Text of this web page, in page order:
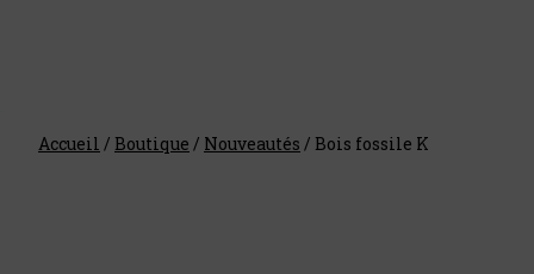
Accueil / Boutique / Nouveautés / Bois fossile K